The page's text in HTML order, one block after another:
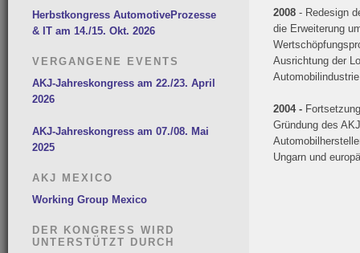
2008 - Redesign
die Erweiterung
Ausrichtung der
2004 -
Gründung des
Ungarn und
Herbstkongress AutomotiveProzesse
& IT am 14./15. Okt. 2026
VERGANGENE EVENTS
AKJ-Jahreskongress am 22./23. April
2026
AKJ-Jahreskongress am 07./08. Mai
2025
AKJ MEXICO
Working Group Mexico
DER KONGRESS WIRD
UNTERSTÜTZT DURCH